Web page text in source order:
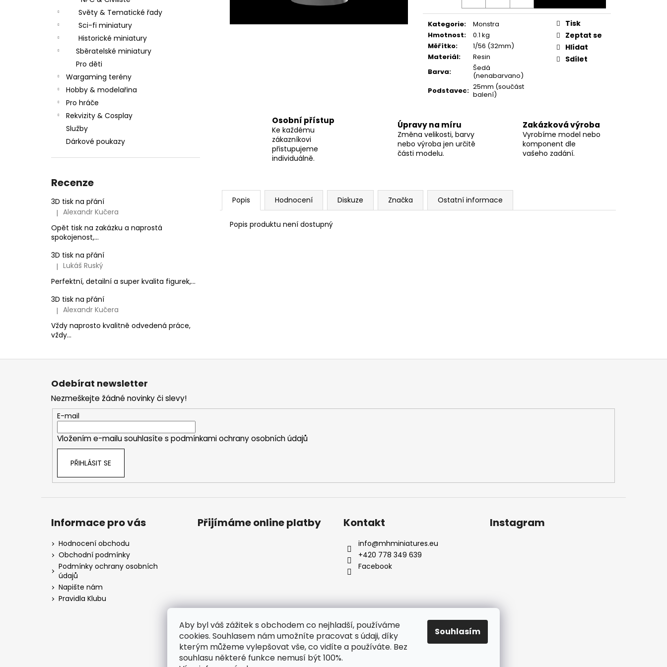
Aby byl váš zážitek s obchodem co nejhladší, používáme
cookies. Souhlasem nám umožníte pracovat s údaji, díky
kterým můžeme vylepšovat vše, co vidíte a používáte. Bez
souhlasu některé funkce nemusí být 100%.
Souhlasím
Světy & Tematické řady
Sci-fi miniatury
Historické miniatury
Sběratelské miniatury
Pro děti
Wargaming terény
Hobby & modelařina
Pro hráče
Rekvizity & Cosplay
Služby
Dárkové poukazy
Recenze
3D tisk na přání
Hodnocení produktu je 5 z 5 hvězdiček.
| Alexandr Kučera
Opět tisk na zakázku a naprostá
spokojenost,...
3D tisk na přání
Hodnocení produktu je 5 z 5 hvězdiček.
| Lukáš Ruský
Perfektní, detailní a super kvalita figurek,...
3D tisk na přání
Hodnocení produktu je 5 z 5 hvězdiček.
| Alexandr Kučera
Vždy naprosto kvalitně odvedená práce,
vždy...
Kategorie:
Monstra
Hmotnost:
0.1 kg
Měřítko:
1/56 (32mm)
Materiál:
Resin
Barva:
Šedá
(nenabarvano)
Podstavec: 25mm (součást
balení)
Tisk
Zeptat se
Hlídat
Sdílet
Osobní přístup
Ke každému
zákazníkovi
přistupujeme
individuálně.
Úpravy na míru
Změna velikosti, barvy
nebo výroba jen určitě
části modelu.
Zakázková výroba
Vyrobíme model nebo
komponent dle
vašeho zadání.
Popis Hodnocení Diskuze Značka Ostatní informace
Popis produktu není dostupný
Z
Odebírat newsletter
Nezmeškejte žádné novinky či slevy!
E-mail
Vložením e-mailu souhlasíte s podmínkami ochrany osobních údajů
PŘIHLÁSIT SE
Informace pro vás
Hodnocení obchodu
Obchodní podmínky
Podmínky ochrany osobních
údajů
Napište nám
Pravidla Klubu
Přijímáme online platby Kontakt
info@mhminiatures.eu
+420 778 349 639
Facebook
Instagram
Komunita O Nás Klubovna Soutěže Hodnocení zákazníků